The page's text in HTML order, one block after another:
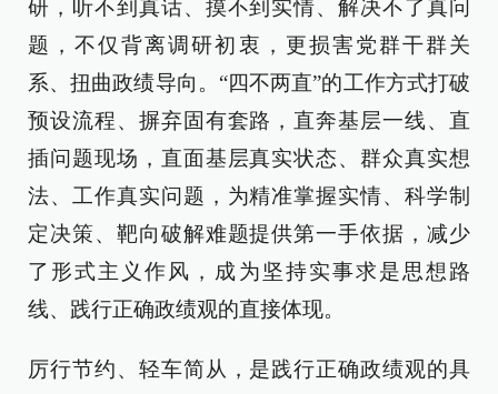
研，听不到真话、摸不到实情、解决不了真问
题，不仅背离调研初衷，更损害党群干群关
系、扭曲政绩导向。“四不两直”的工作方式打破
预设流程、摒弃固有套路，直奔基层一线、直
插问题现场，直面基层真实状态、群众真实想
法、工作真实问题，为精准掌握实情、科学制
定决策、靶向破解难题提供第一手依据，减少
了形式主义作风，成为坚持实事求是思想路
线、践行正确政绩观的直接体现。
厉行节约、轻车简从，是践行正确政绩观的具